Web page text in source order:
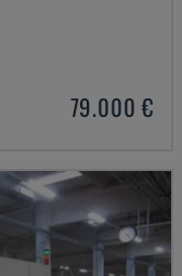
79.000 €